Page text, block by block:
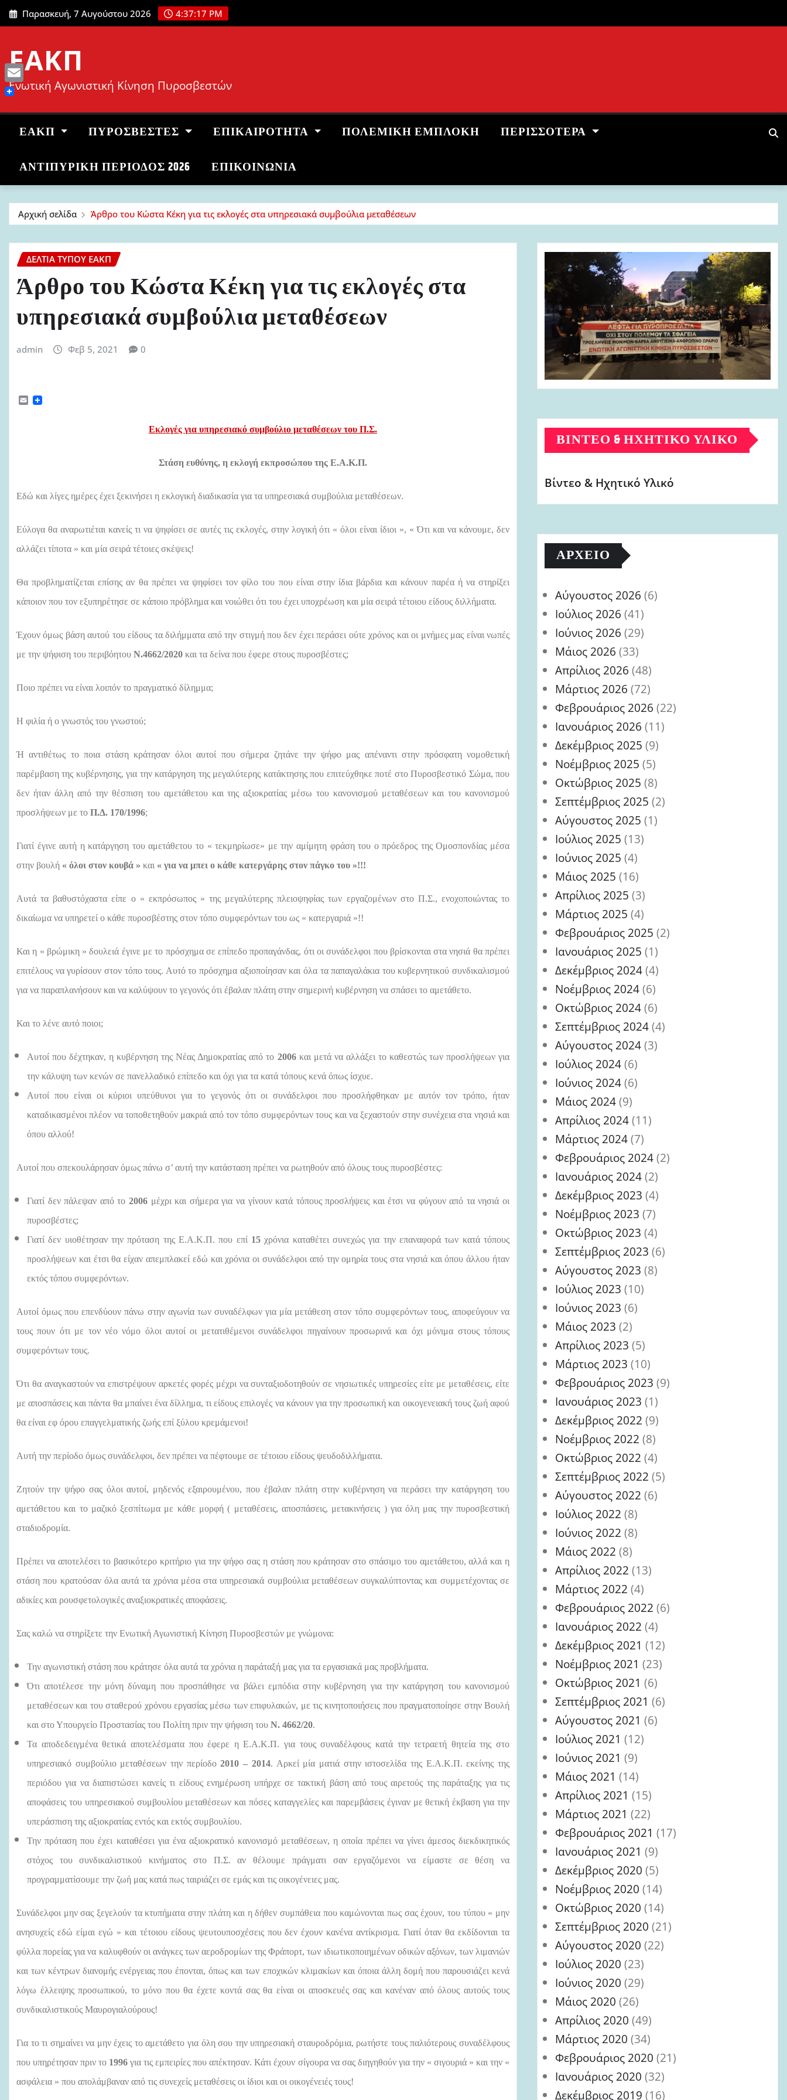
Μετάβαση
στο
Παρασκευή, 7 Αυγούστου 2026 4:37:18 PM
ΕΑΚΠ
Ενωτική Αγωνιστική Κίνηση Πυροσβεστών
ΕΑΚΠ ΠΥΡΟΣΒΈΣΤΕΣ ΕΠΙΚΑΙΡΌΤΗΤΑ ΠΟΛΕΜΙΚΉ ΕΜΠΛΟΚΉ ΠΕΡΙΣΣΌΤΕΡΑ
ΑΝΤΙΠΥΡΙΚΉ ΠΕΡΊΟΔΟΣ 2026 ΕΠΙΚΟΙΝΩΝΙΑ
Αρχική σελίδα Άρθρο του Κώστα Κέκη για τις εκλογές στα υπηρεσιακά συμβούλια μεταθέσεων
ΔΕΛΤΊΑ ΤΎΠΟΥ ΕΑΚΠ
Άρθρο του Κώστα Κέκη για τις εκλογές στα
υπηρεσιακά συμβούλια μεταθέσεων
admin Φεβ 5, 2021 0
E
Εκλογές για υπηρεσιακό συμβούλιο μεταθέσεων του Π.Σ.
Στάση ευθύνης, η εκλογή εκπροσώπου της Ε.Α.Κ.Π.
Εδώ και λίγες ημέρες έχει ξεκινήσει η εκλογική διαδικασία για τα υπηρεσιακά συμβούλια μεταθέσεων.
Εύλογα θα αναρωτιέται κανείς τι να ψηφίσει σε αυτές τις εκλογές, στην λογική ότι « όλοι είναι ίδιοι », « Ότι και να κάνουμε, δεν
αλλάζει τίποτα » και μία σειρά τέτοιες σκέψεις!
Θα προβληματίζεται επίσης αν θα πρέπει να ψηφίσει τον φίλο του που είναι στην ίδια βάρδια και κάνουν παρέα ή να στηρίξει
κάποιον που τον εξυπηρέτησε σε κάποιο πρόβλημα και νοιώθει ότι του έχει υποχρέωση και μία σειρά τέτοιου είδους διλλήματα.
Έχουν όμως βάση αυτού του είδους τα διλήμματα από την στιγμή πουδεν έχει περάσει ούτε χρόνος και οι μνήμες μας είναι νωπές
με την ψήφιση του περιβόητου Ν.4662/2020 και τα δείνα που έφερε στους πυροσβέστες;
Ποιο πρέπει να είναι λοιπόν το πραγματικό δίλημμα;
Η φιλία ή ο γνωστός του γνωστού;
Ή αντιθέτως το ποια στάση κράτησαν όλοι αυτοί που σήμερα ζητάνε την ψήφο μας απέναντι στην πρόσφατη νομοθετική
παρέμβαση της κυβέρνησης, για την κατάργηση της μεγαλύτερης κατάκτησης που επιτεύχθηκε ποτέ στο Πυροσβεστικό Σώμα, που
δεν ήταν άλλη από την θέσπιση του αμετάθετου και της αξιοκρατίας μέσω του κανονισμού μεταθέσεων και του κανονισμού
προσλήψεων με το Π.Δ. 170/1996;
Γιατί έγινε αυτή η κατάργηση του αμετάθετου το « τεκμηρίωσε» με την αμίμητη φράση του ο πρόεδρος της Ομοσπονδίας μέσα
στην βουλή « όλοι στον κουβά » και « για να μπει ο κάθε κατεργάρης στον πάγκο του »!!!
Αυτά τα βαθυστόχαστα είπε ο « εκπρόσωπος » της μεγαλύτερης πλειοψηφίας των εργαζομένων στο Π.Σ., ενοχοποιώντας το
δικαίωμα να υπηρετεί ο κάθε πυροσβέστης στον τόπο συμφερόντων του ως « κατεργαριά »!!
Και η « βρώμικη » δουλειά έγινε με το πρόσχημα σε επίπεδο προπαγάνδας, ότι οι συνάδελφοι που βρίσκονται στα νησιά θα πρέπει
επιτέλους να γυρίσουν στον τόπο τους. Αυτό το πρόσχημα αξιοποίησαν και όλα τα παπαγαλάκια του κυβερνητικού συνδικαλισμού
για να παραπλανήσουν και να καλύψουν το γεγονός ότι έβαλαν πλάτη στην σημερινή κυβέρνηση να σπάσει το αμετάθετο.
Και το λένε αυτό ποιοι;
Αυτοί που δέχτηκαν, η κυβέρνηση της Νέας Δημοκρατίας από το 2006και μετά να αλλάξει το καθεστώς των προσλήψεων για
την κάλυψη των κενών σε πανελλαδικό επίπεδο και όχι για τα κατά τόπους κενά όπως ίσχυε.
Αυτοί που είναι οι κύριοι υπεύθυνοι για το γεγονός ότι οι συνάδελφοι που προσλήφθηκαν με αυτόν τον τρόπο, ήταν
καταδικασμένοι πλέον να τοποθετηθούν μακριά από τον τόπο συμφερόντων τους και να ξεχαστούν στην συνέχεια στα νησιά και
όπου αλλού!
Αυτοί που σπεκουλάρησαν όμως πάνω σ’ αυτή την κατάσταση πρέπει να ρωτηθούν από όλους τους πυροσβέστες:
Γιατί δεν πάλεψαν από το 2006μέχρι και σήμερα για να γίνουν κατά τόπους προσλήψεις και έτσι να φύγουν από τα νησιά οι
πυροσβέστες;
Γιατί δεν υιοθέτησαν την πρόταση της Ε.Α.Κ.Π. που επί 15 χρόνια καταθέτει συνεχώς για την επαναφορά των κατά τόπους
προσλήψεων και έτσι θα είχαν απεμπλακεί εδώ και χρόνια οι συνάδελφοι από την ομηρία τους στα νησιά και όπου άλλου ήταν
εκτός τόπου συμφερόντων.
Αυτοί όμως που επενδύουν πάνω στην αγωνία των συναδέλφων για μία μετάθεση στον τόπο συμφερόντων τους, αποφεύγουν να
τους πουν ότι με τον νέο νόμο όλοι αυτοί οι μετατιθέμενοι συνάδελφοι πηγαίνουν προσωρινά και όχι μόνιμα στους τόπους
συμφερόντων τους.
Ότι θα αναγκαστούν να επιστρέψουν αρκετές φορές μέχρι να συνταξιοδοτηθούν σε νησιωτικές υπηρεσίες είτε με μεταθέσεις, είτε
με αποσπάσεις και πάντα θα μπαίνει ένα δίλλημα, τι είδους επιλογές να κάνουν για την προσωπική και οικογενειακή τους ζωή αφού
θα είναι εφ όρου επαγγελματικής ζωής επί ξύλου κρεμάμενοι!
Αυτή την περίοδο όμως συνάδελφοι, δεν πρέπει να πέφτουμε σε τέτοιου είδους ψευδοδιλλήματα.
Ζητούν την ψήφο σας όλοι αυτοί, μηδενός εξαιρουμένου, που έβαλαν πλάτη στην κυβέρνηση να περάσει την κατάργηση του
αμετάθετου και το μαζικό ξεσπίτωμα με κάθε μορφή ( μεταθέσεις, αποσπάσεις, μετακινήσεις ) για όλη μας την πυροσβεστική
σταδιοδρομία.
Πρέπει να αποτελέσει το βασικότερο κριτήριο για την ψήφο σας η στάση που κράτησαν στο σπάσιμο του αμετάθετου, αλλά και η
στάση που κρατούσαν όλα αυτά τα χρόνια μέσα στα υπηρεσιακά συμβούλια μεταθέσεων συγκαλύπτοντας και συμμετέχοντας σε
αδικίες και ρουσφετολογικές αναξιοκρατικές αποφάσεις.
Σας καλώ να στηρίξετε την Ενωτική Αγωνιστική Κίνηση Πυροσβεστών με γνώμονα:
Την αγωνιστική στάση που κράτησε όλα αυτά τα χρόνια η παράταξή μας για τα εργασιακά μας προβλήματα.
Ότι αποτέλεσε την μόνη δύναμη που προσπάθησε να βάλει εμπόδια στην κυβέρνηση για την κατάργηση του κανονισμού
μεταθέσεων και του σταθερού χρόνου εργασίας μέσω των επιφυλακών, με τις κινητοποιήσεις που πραγματοποίησε στην Βουλή
και στο Υπουργείο Προστασίας του Πολίτη πριν την ψήφιση του Ν. 4662/20.
Τα αποδεδειγμένα θετικά αποτελέσματα που έφερε η Ε.Α.Κ.Π. για τους συναδέλφους κατά την τετραετή θητεία της στο
υπηρεσιακό συμβούλιο μεταθέσεων την περίοδο2010 – 2014. Αρκεί μία ματιά στην ιστοσελίδα της Ε.Α.Κ.Π. εκείνης της
περιόδου για να διαπιστώσει κανείς τι είδους ενημέρωση υπήρχε σε τακτική βάση από τους αιρετούς της παράταξης για τις
αποφάσεις του υπηρεσιακού συμβουλίου μεταθέσεων και πόσες καταγγελίες και παρεμβάσεις έγιναν με θετική έκβαση για την
υπεράσπιση της αξιοκρατίας εντός και εκτός συμβουλίου.
Την πρόταση που έχει καταθέσει για ένα αξιοκρατικό κανονισμό μεταθέσεων, η οποία πρέπει να γίνει άμεσος διεκδικητικός
στόχος του συνδικαλιστικού κινήματος στο Π.Σ. αν θέλουμε πράγματι σαν εργαζόμενοι να είμαστε σε θέση να
προγραμματίσουμε την ζωή μας κατά πως ταιριάζει σε εμάς και τις οικογένειες μας.
Συνάδελφοι μην σας ξεγελούν τα κτυπήματα στην πλάτη και η δήθεν συμπάθεια που καμώνονται πως σας έχουν, του τύπου « μην
ανησυχείς εδώ είμαι εγώ » και τέτοιου είδους ψευτουποσχέσεις που δεν έχουν κανένα αντίκρισμα. Γιατί όταν θα εκδίδονται τα
φύλλα πορείας για να καλυφθούν οι ανάγκες των αεροδρομίων της Φράπορτ, των ιδιωτικοποιημένων οδικών αξόνων, των λιμανιών
και των κέντρων διανομής ενέργειας που έπονται, όπως και των εποχικών κλιμακίων και όποια άλλη δομή που παρουσιάζει κενά
λόγω έλλειψης προσωπικού, το μόνο που θα έχετε κοντά σας θα είναι οι αποσκευές σας και κανέναν από όλους αυτούς τους
συνδικαλιστικούς Μαυρογιαλούρους!
Για το τι σημαίνει να μην έχεις το αμετάθετο για όλη σου την υπηρεσιακή σταυροδρόμια, ρωτήστε τους παλιότερους συναδέλφους
που υπηρέτησαν πριν το 1996 για τις εμπειρίες που απέκτησαν. Κάτι έχουν σίγουρα να σας διηγηθούν για την « σιγουριά » και την «
ασφάλεια » που απολάμβαναν από τις συνεχείς μεταθέσεις οι ίδιοι και οι οικογένειές τους!
ΒΊΝΤΕΟ & ΗΧΗΤΙΚΌ ΥΛΙΚΌ
Βίντεο & Ηχητικό Υλικό
ΑΡΧΕΊΟ
Αύγουστος 2026 (6)
Ιούλιος 2026 (41)
Ιούνιος 2026 (29)
Μάιος 2026 (33)
Απρίλιος 2026 (48)
Μάρτιος 2026 (72)
Φεβρουάριος 2026 (22)
Ιανουάριος 2026 (11)
Δεκέμβριος 2025 (9)
Νοέμβριος 2025 (5)
Οκτώβριος 2025 (8)
Σεπτέμβριος 2025 (2)
Αύγουστος 2025 (1)
Ιούλιος 2025 (13)
Ιούνιος 2025 (4)
Μάιος 2025 (16)
Απρίλιος 2025 (3)
Μάρτιος 2025 (4)
Φεβρουάριος 2025 (2)
Ιανουάριος 2025 (1)
Δεκέμβριος 2024(4)
Νοέμβριος 2024(6)
Οκτώβριος 2024(6)
Σεπτέμβριος 2024(4)
Αύγουστος 2024(3)
Ιούλιος 2024(6)
Ιούνιος 2024(6)
Μάιος 2024(9)
Απρίλιος 2024(11)
Μάρτιος 2024(7)
Φεβρουάριος 2024(2)
Ιανουάριος 2024(2)
Δεκέμβριος 2023 (4)
Νοέμβριος 2023 (7)
Οκτώβριος 2023 (4)
Σεπτέμβριος 2023 (6)
Αύγουστος 2023 (8)
Ιούλιος 2023 (10)
Ιούνιος 2023 (6)
Μάιος 2023 (2)
Απρίλιος 2023 (5)
Μάρτιος 2023 (10)
Φεβρουάριος 2023 (9)
Ιανουάριος 2023 (1)
Δεκέμβριος 2022 (9)
Νοέμβριος 2022 (8)
Οκτώβριος 2022 (4)
Σεπτέμβριος 2022 (5)
Αύγουστος 2022 (6)
Ιούλιος 2022 (8)
Ιούνιος 2022 (8)
Μάιος 2022 (8)
Απρίλιος 2022 (13)
Μάρτιος 2022 (4)
Φεβρουάριος 2022 (6)
Ιανουάριος 2022 (4)
Δεκέμβριος 2021 (12)
Νοέμβριος 2021 (23)
Οκτώβριος 2021 (6)
Σεπτέμβριος 2021 (6)
Αύγουστος 2021 (6)
Ιούλιος 2021 (12)
Ιούνιος 2021 (9)
Μάιος 2021 (14)
Απρίλιος 2021 (15)
Μάρτιος 2021 (22)
Φεβρουάριος 2021 (17)
Ιανουάριος 2021 (9)
Δεκέμβριος 2020 (5)
Νοέμβριος 2020 (14)
Οκτώβριος 2020 (14)
Σεπτέμβριος 2020 (21)
Αύγουστος 2020 (22)
Ιούλιος 2020 (23)
Ιούνιος 2020 (29)
Μάιος 2020 (26)
Απρίλιος 2020 (49)
Μάρτιος 2020 (34)
Φεβρουάριος 2020 (21)
Ιανουάριος 2020 (32)
Δεκέμβριος 2019 (16)
Email